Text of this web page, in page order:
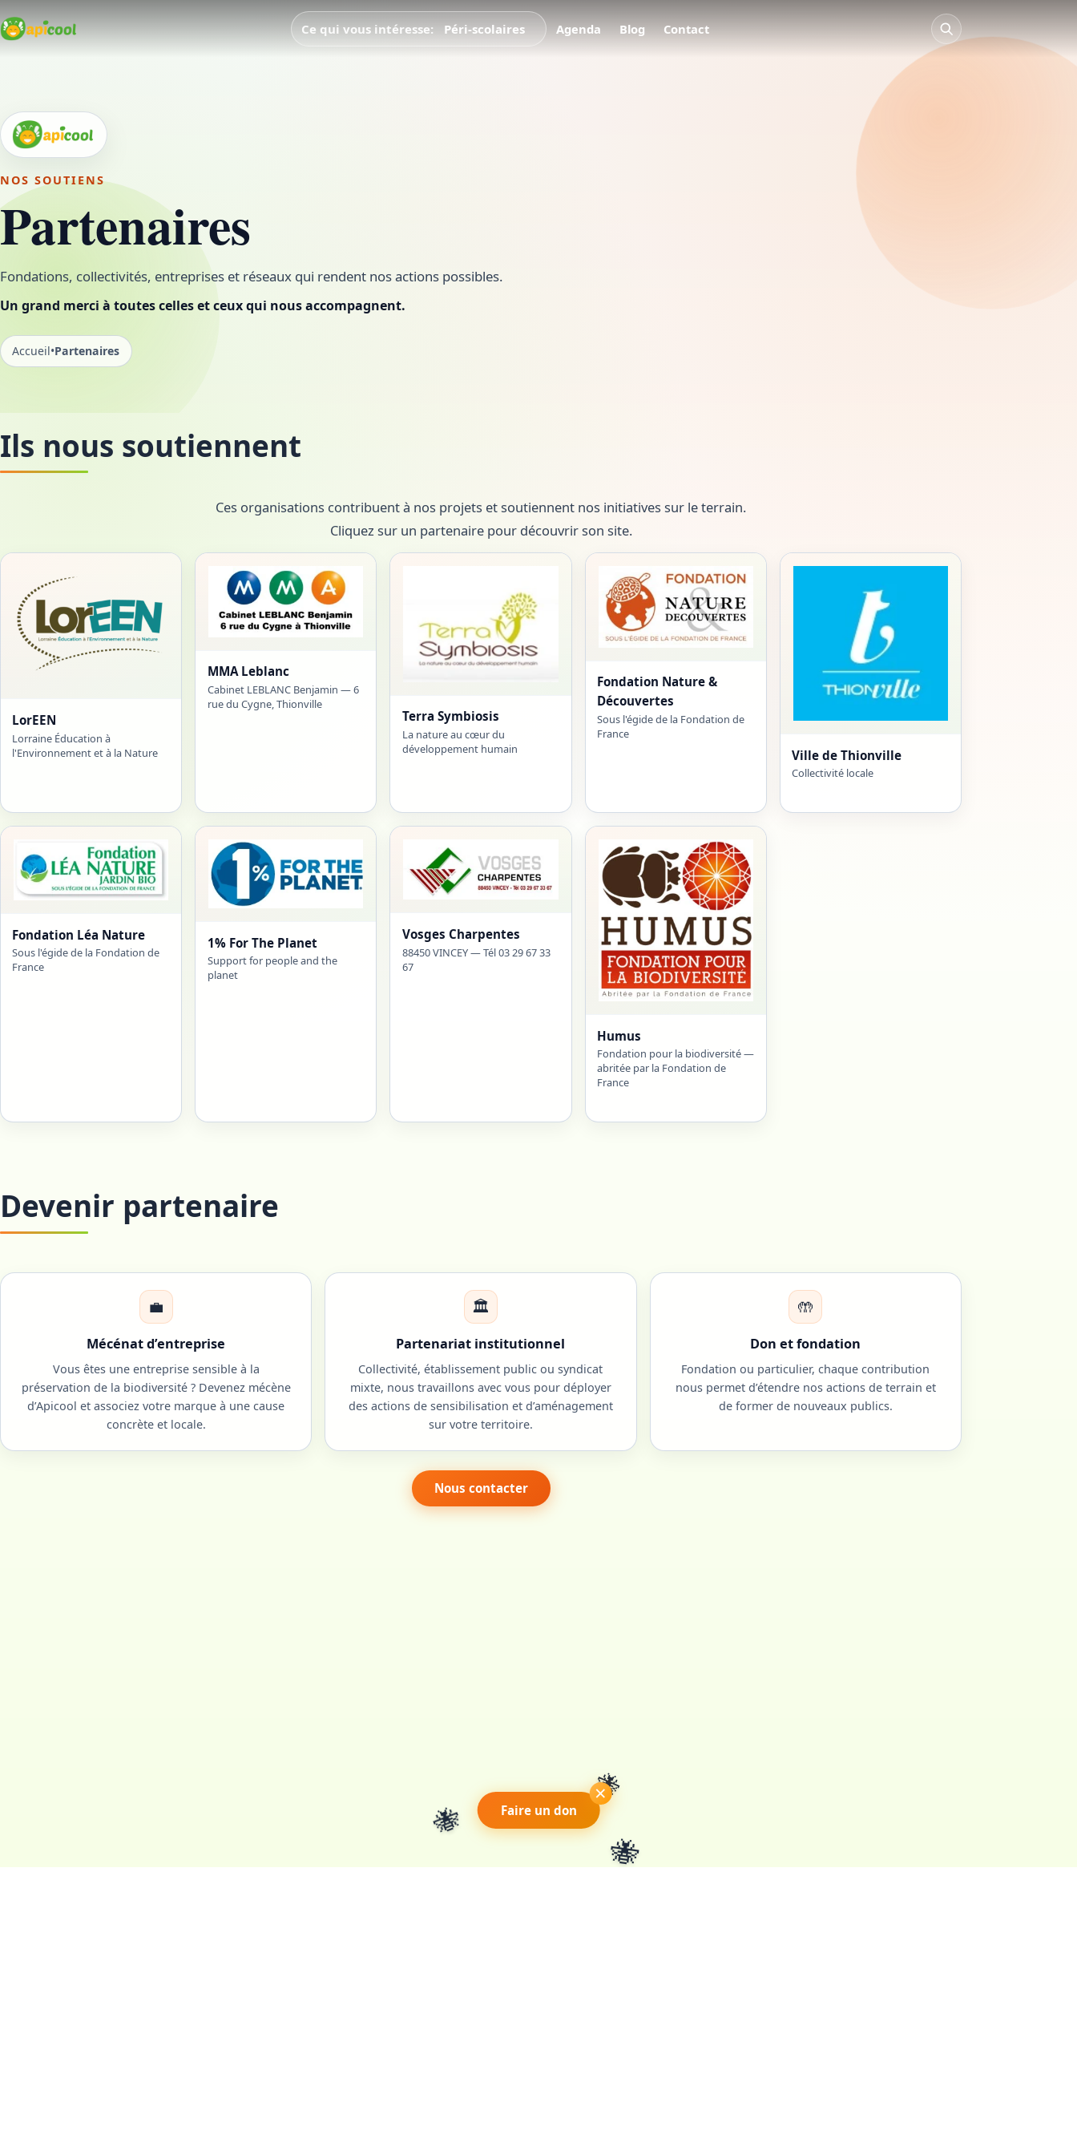
Ce qui vous intéresse: Collectivités Scolaires Péri-scolaires Particuliers
Agenda Blog Contact
NOS SOUTIENS
Partenaires
Fondations, collectivités, entreprises et réseaux qui rendent nos actions possibles.
Un grand merci à toutes celles et ceux qui nous accompagnent.
Accueil•Partenaires
Ils nous soutiennent
Ces organisations contribuent à nos projets et soutiennent nos initiatives sur le terrain.
Cliquez sur un partenaire pour découvrir son site.
LorEEN
Lorraine Éducation à
l'Environnement et à la Nature
MMA Leblanc
Cabinet LEBLANC Benjamin — 6
rue du Cygne, Thionville
Terra Symbiosis
La nature au cœur du
développement humain
Fondation Nature &
Découvertes
Sous l'égide de la Fondation de
France
Ville de Thionville
Collectivité locale
Fondation Léa Nature
Sous l'égide de la Fondation de
France
1% For The Planet
Support for people and the
planet
Vosges Charpentes
88450 VINCEY — Tél 03 29 67 33
67
Humus
Fondation pour la biodiversité —
abritée par la Fondation de
France
Devenir partenaire
💼
Mécénat d’entreprise
Vous êtes une entreprise sensible à la
préservation de la biodiversité ? Devenez mécène
d’Apicool et associez votre marque à une cause
concrète et locale.
🏛️
Partenariat institutionnel
Collectivité, établissement public ou syndicat
mixte, nous travaillons avec vous pour déployer
des actions de sensibilisation et d’aménagement
sur votre territoire.
🤲
Don et fondation
Fondation ou particulier, chaque contribution
nous permet d’étendre nos actions de terrain et
de former de nouveaux publics.
Nous contacter
🐝
🐝
Faire un don
×